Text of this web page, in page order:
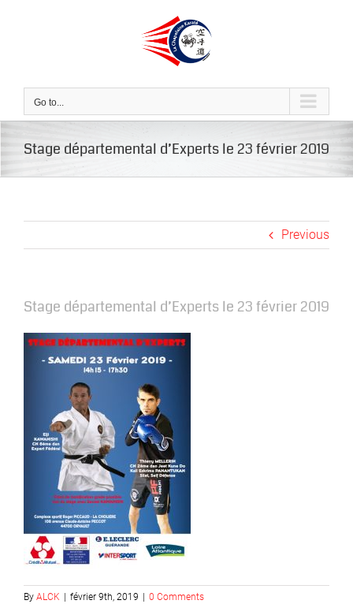
Go to...
Stage départemental d’Experts le 23 février 2019
Previous
Stage départemental d’Experts le 23 février 2019
By ALCK février 9th, 2019 0 Comments